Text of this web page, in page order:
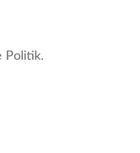
Politik.